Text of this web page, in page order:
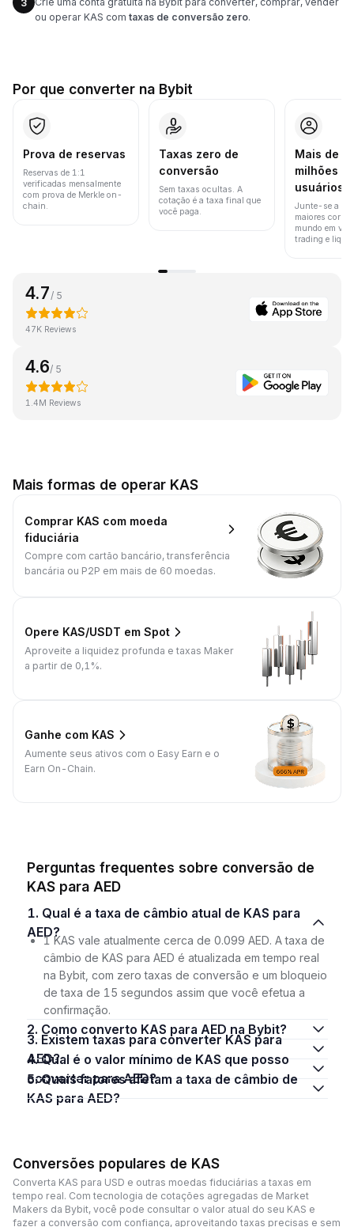
3
ou operar KAS com taxas de conversão zero.
Por que converter na Bybit
Prova de reservas
Reservas de 1:1
verificadas mensalmente
com prova de Merkle on-
chain.
Taxas zero de
conversão
Sem taxas ocultas. A
cotação é a taxa final que
você paga.
Mais de
milhões
usuários
Junte-se a
maiores
mundo em
trading e
4.7 / 5
47K Reviews
4.6/ 5
1.4M Reviews
Mais formas de operar KAS
Comprar KAS com moeda
fiduciária
Compre com cartão bancário, transferência
bancária ou P2P em mais de 60 moedas.
Opere KAS/USDT em Spot
Aproveite a liquidez profunda e taxas Maker
a partir de 0,1%.
Ganhe com KAS
Aumente seus ativos com o Easy Earn e o
Earn On-Chain.
Perguntas frequentes sobre conversão de
KAS para AED
1. Qual é a taxa de câmbio atual de KAS para
AED?
1 KAS vale atualmente cerca de 0.099 AED. A taxa de
câmbio de KAS para AED é atualizada em tempo real
na Bybit, com zero taxas de conversão e um bloqueio
de taxa de 15 segundos assim que você efetua a
confirmação.
2. Como converto KAS para AED na Bybit?
3. Existem taxas para converter KAS para
AED?
4. Qual é o valor mínimo de KAS que posso
converter para AED?
5. Quais fatores afetam a taxa de câmbio de
KAS para AED?
Conversões populares de KAS
Converta KAS para USD e outras moedas fiduciárias a taxas em
tempo real. Com tecnologia de cotações agregadas de Market
Makers da Bybit, você pode consultar o valor atual do seu KAS e
fazer a conversão com confiança, aproveitando taxas precisas e sem